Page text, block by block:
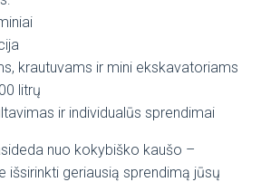
krautuvams ir mini ekskavatoriams
litrų
ir individualūs sprendimai
nuo kokybiško kaušo –
išsirinkti geriausią sprendimą jūsų